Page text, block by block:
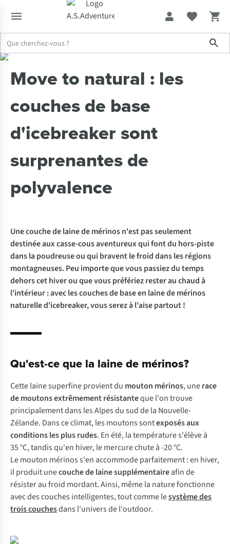
Move to natural : les
couches de base
d'icebreaker sont
surprenantes de
polyvalence
Une couche de laine de mérinos n'est pas seulement
destinée aux casse-cous aventureux qui font du hors-piste
dans la poudreuse ou qui bravent le froid dans les régions
montagneuses. Peu importe que vous passiez du temps
dehors cet hiver ou que vous préfériez rester au chaud à
l'intérieur : avec les couches de base en laine de mérinos
naturelle d'icebreaker, vous serez à l'aise partout !
Qu'est-ce que la laine de mérinos?
Cette laine superfine provient du mouton mérinos, unerace
de moutons extrêmement résistanteque l'on trouve
principalement dans les Alpes du sud de la Nouvelle-
Zélande. Dans ce climat, les moutons sontexposés aux
conditions les plus rudes. En été, la température s'élève à
35 °C, tandis qu'en hiver, le mercure chute à -20 °C.
Le mouton mérinos s'en accommode parfaitement : en hiver,
il produit unecouche de laine supplémentaireafin de
résister au froid mordant. Ainsi, même la nature fonctionne
avec des couches intelligentes, tout comme lesystème des
trois couchesdans l'univers de l'outdoor.